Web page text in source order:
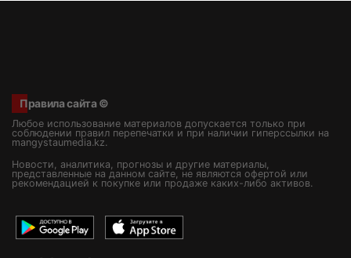
Правила сайта ©
Любое использование материалов допускается только при
соблюдении правил перепечатки и при наличии гиперссылки на
mangystaumedia.kz.
Новости, аналитика, прогнозы и другие материалы,
представленные на данном сайте, не являются офертой или
рекомендацией к покупке или продаже каких-либо активов.